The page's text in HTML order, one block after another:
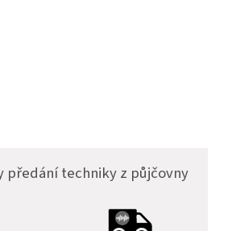
předání techniky z půjčovny